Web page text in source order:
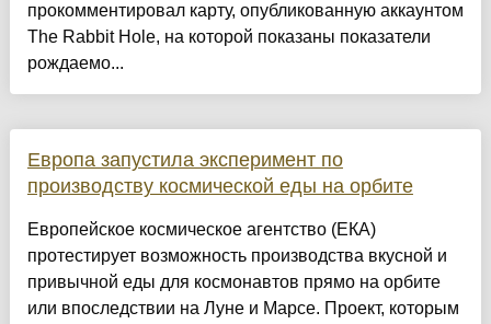
прокомментировал карту, опубликованную аккаунтом
The Rabbit Hole, на которой показаны показатели
рождаемо...
Европа запустила эксперимент по
производству космической еды на орбите
Европейское космическое агентство (ЕКА)
протестирует возможность производства вкусной и
привычной еды для космонавтов прямо на орбите
или впоследствии на Луне и Марсе. Проект, которым